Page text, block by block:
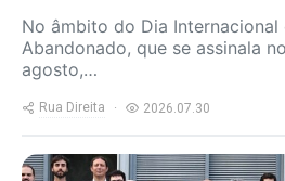
No âmbito do Dia Internacional
Abandonado, que se assinala
agosto,…
Rua Direita 2026.07.30
https://www.ruadireita.pt/wp-